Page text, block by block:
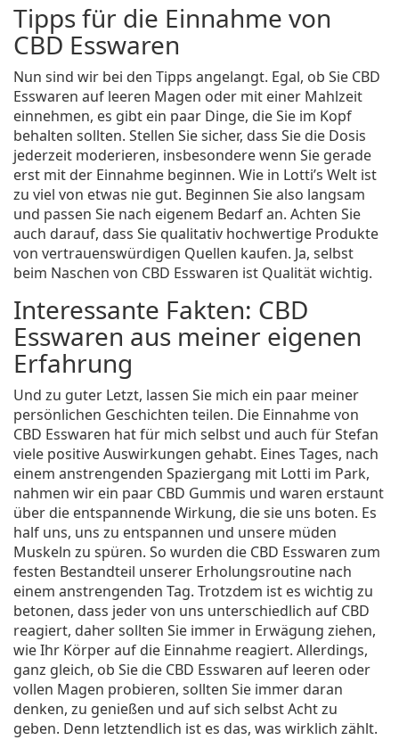
Tipps für die Einnahme von
CBD Esswaren
Nun sind wir bei den Tipps angelangt. Egal, ob Sie CBD
Esswaren auf leeren Magen oder mit einer Mahlzeit
einnehmen, es gibt ein paar Dinge, die Sie im Kopf
behalten sollten. Stellen Sie sicher, dass Sie die Dosis
jederzeit moderieren, insbesondere wenn Sie gerade
erst mit der Einnahme beginnen. Wie in Lotti’s Welt ist
zu viel von etwas nie gut. Beginnen Sie also langsam
und passen Sie nach eigenem Bedarf an. Achten Sie
auch darauf, dass Sie qualitativ hochwertige Produkte
von vertrauenswürdigen Quellen kaufen. Ja, selbst
beim Naschen von CBD Esswaren ist Qualität wichtig.
Interessante Fakten: CBD
Esswaren aus meiner eigenen
Erfahrung
Und zu guter Letzt, lassen Sie mich ein paar meiner
persönlichen Geschichten teilen. Die Einnahme von
CBD Esswaren hat für mich selbst und auch für Stefan
viele positive Auswirkungen gehabt. Eines Tages, nach
einem anstrengenden Spaziergang mit Lotti im Park,
nahmen wir ein paar CBD Gummis und waren erstaunt
über die entspannende Wirkung, die sie uns boten. Es
half uns, uns zu entspannen und unsere müden
Muskeln zu spüren. So wurden die CBD Esswaren zum
festen Bestandteil unserer Erholungsroutine nach
einem anstrengenden Tag. Trotzdem ist es wichtig zu
betonen, dass jeder von uns unterschiedlich auf CBD
reagiert, daher sollten Sie immer in Erwägung ziehen,
wie Ihr Körper auf die Einnahme reagiert. Allerdings,
ganz gleich, ob Sie die CBD Esswaren auf leeren oder
vollen Magen probieren, sollten Sie immer daran
denken, zu genießen und auf sich selbst Acht zu
geben. Denn letztendlich ist es das, was wirklich zählt.